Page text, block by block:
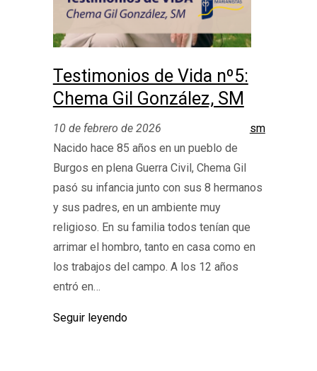
Testimonios de Vida nº5:
Chema Gil González, SM
10 de febrero de 2026
sm
Nacido hace 85 años en un pueblo de
Burgos en plena Guerra Civil, Chema Gil
pasó su infancia junto con sus 8 hermanos
y sus padres, en un ambiente muy
religioso. En su familia todos tenían que
arrimar el hombro, tanto en casa como en
los trabajos del campo. A los 12 años
entró en…
Seguir leyendo